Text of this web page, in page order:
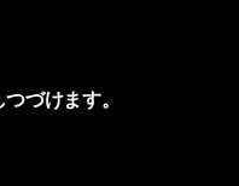
づけます。